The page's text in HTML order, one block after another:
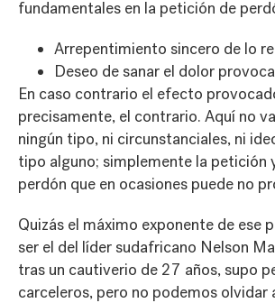
fundamentales en la petición de
Arrepentimiento sincero de lo
Deseo de sanar el dolor
En caso contrario el efecto
precisamente, el contrario. Aquí no
ningún tipo, ni circunstanciales, ni
tipo alguno; simplemente la petición
perdón que en ocasiones puede no
Quizás el máximo exponente de ese
ser el del líder sudafricano Nelson
tras un cautiverio de 27 años, supo
carceleros, pero no podemos olvidar